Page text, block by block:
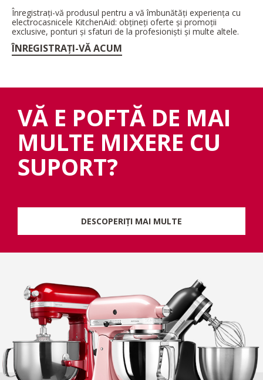
Înregistrați-vă produsul pentru a vă îmbunătăți experiența cu
electrocasnicele KitchenAid: obțineți oferte și promoții
exclusive, ponturi și sfaturi de la profesioniști și multe altele.
ÎNREGISTRAȚI-VĂ ACUM
VĂ E POFTĂ DE MAI
MULTE MIXERE CU
SUPORT?
DESCOPERIȚI MAI MULTE